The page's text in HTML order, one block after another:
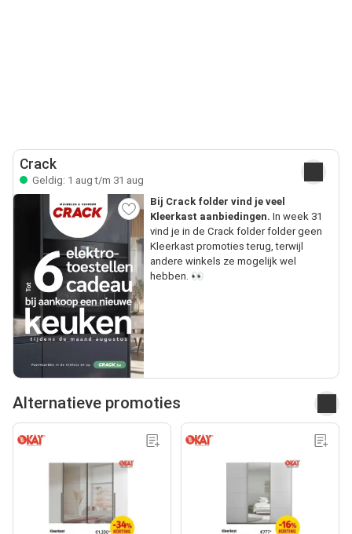
Crack
Geldig: 1 aug t/m 31 aug
Bij Crack folder vind je veel
Kleerkast aanbiedingen. In week 31
vind je in de Crack folder folder geen
Kleerkast promoties terug, terwijl
andere winkels ze mogelijk wel
hebben. 👀
Alternatieve promoties